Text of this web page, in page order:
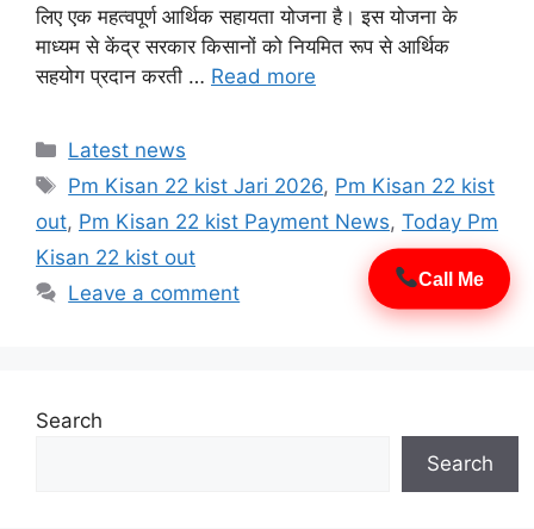
Call Me
×
Join WhatsApp
Join Now
लिए एक महत्वपूर्ण आर्थिक सहायता योजना है। इस योजना के
माध्यम से केंद्र सरकार किसानों को नियमित रूप से आर्थिक
सहयोग प्रदान करती … Read more
Categories
Latest news
Tags
Pm Kisan 22 kist Jari 2026, Pm Kisan 22 kist
out, Pm Kisan 22 kist Payment News, Today Pm
Kisan 22 kist out
Leave a comment
Search
Search